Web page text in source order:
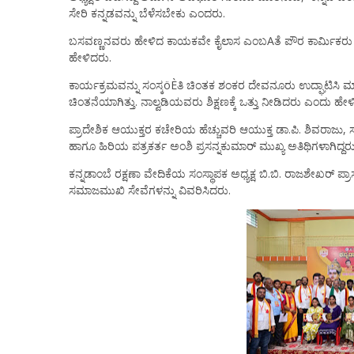
ಸೇರಿ ಕನ್ನಡವನ್ನು ಬೆಳೆಸಬೇಕು ಎಂದರು.
ಬಸವಣ್ಣನವರು ಹೇಳಿದ ಕಾಯಕವೇ ಕೈಲಾಸ ಎಂಬAತೆ ಪೌರ ಕಾರ್ಮಿಕರು
ಹೇಳಿದರು.
ಕಾರ್ಯಕ್ರಮವನ್ನು ಸಂಸ್ಕöÈತಿ ಚಿಂತಕ ಶಂಕರ ದೇವನೂರು
ಚಿಂತನೆಯಾಗಿತ್ತು. ನಾಲ್ವಡಿಯವರು ಶಿಕ್ಷಣಕ್ಕೆ ಒತ್ತು ನೀಡಿದರು ಎಂದು
ಪ್ರಾದೇಶಿಕ ಆಯುಕ್ತರ ಕಚೇರಿಯ ಹೆಚ್ಚುವರಿ ಆಯುಕ್ತ ಡಾ.ಪಿ.
ಹಾಗೂ ಹಿರಿಯ ಪತ್ರಕರ್ತ ಅಂಶಿ ಪ್ರಸನ್ನಕುಮಾರ್ ಮುಖ್ಯ
ಕನ್ನಡಾಂಬೆ ರಕ್ಷಣಾ ವೇದಿಕೆಯ ಸಂಸ್ಥಾಪಕ ಅಧ್ಯಕ್ಷ ಬಿ.ಬಿ.
ಸಮಾಜಮುಖಿ ಸೇವೆಗಳನ್ನು ವಿವರಿಸಿದರು.